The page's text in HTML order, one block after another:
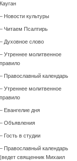
Кауган
– Новости культуры
– Читаем Псалтирь
– Духовное слово
– Утреннее молитвенное
правило
– Православный календарь
– Утреннее молитвенное
правило
– Евангелие дня
– Объявления
– Гость в студии
– Православный календарь
(ведет священник Михаил